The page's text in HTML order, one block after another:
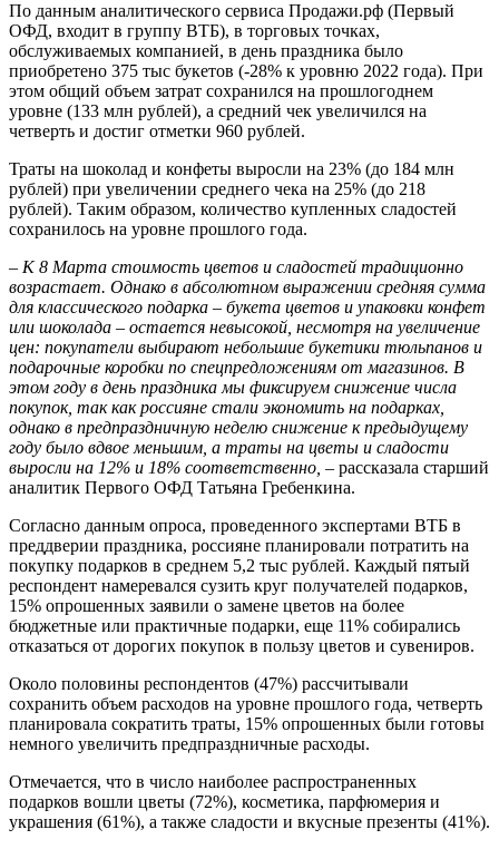
По данным аналитического сервиса Продажи.рф (Первый
ОФД, входит в группу ВТБ), в торговых точках,
обслуживаемых компанией, в день праздника было
приобретено 375 тыс букетов (-28% к уровню 2022 года). При
этом общий объем затрат сохранился на прошлогоднем
уровне (133 млн рублей), а средний чек увеличился на
четверть и достиг отметки 960 рублей.
Траты на шоколад и конфеты выросли на 23% (до 184 млн
рублей) при увеличении среднего чека на 25% (до 218
рублей). Таким образом, количество купленных сладостей
сохранилось на уровне прошлого года.
– К 8 Марта стоимость цветов и сладостей традиционно
возрастает. Однако в абсолютном выражении средняя сумма
для классического подарка – букета цветов и упаковки конфет
или шоколада – остается невысокой, несмотря на увеличение
цен: покупатели выбирают небольшие букетики тюльпанов и
подарочные коробки по спецпредложениям от магазинов. В
этом году в день праздника мы фиксируем снижение числа
покупок, так как россияне стали экономить на подарках,
однако в предпраздничную неделю снижение к предыдущему
году было вдвое меньшим, а траты на цветы и сладости
выросли на 12% и 18% соответственно, – рассказала старший
аналитик Первого ОФД Татьяна Гребенкина.
Согласно данным опроса, проведенного экспертами ВТБ в
преддверии праздника, россияне планировали потратить на
покупку подарков в среднем 5,2 тыс рублей. Каждый пятый
респондент намеревался сузить круг получателей подарков,
15% опрошенных заявили о замене цветов на более
бюджетные или практичные подарки, еще 11% собирались
отказаться от дорогих покупок в пользу цветов и сувениров.
Около половины респондентов (47%) рассчитывали
сохранить объем расходов на уровне прошлого года, четверть
планировала сократить траты, 15% опрошенных были готовы
немного увеличить предпраздничные расходы.
Отмечается, что в число наиболее распространенных
подарков вошли цветы (72%), косметика, парфюмерия и
украшения (61%), а также сладости и вкусные презенты (41%).